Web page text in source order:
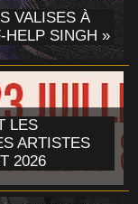
VALISES À
HELP SINGH »
LES
ARTISTES
2026